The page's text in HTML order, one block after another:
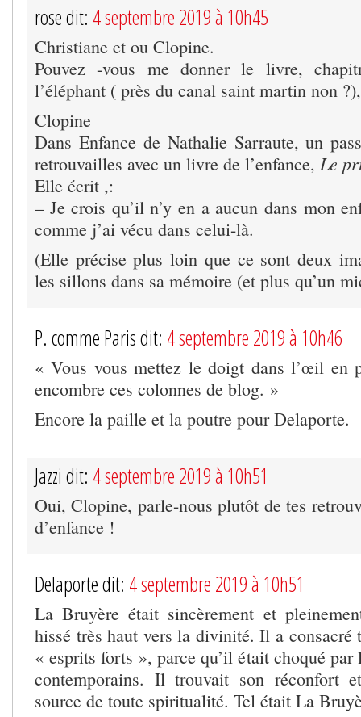
rose dit: 4 septembre 2019 à 10h45
Christiane et ou Clopine.
Pouvez -vous me donner le livre,
l’éléphant ( près du canal saint martin non
Clopine
Dans Enfance de Nathalie Sarraute, un
retrouvailles avec un livre de l’enfance, Le
Elle écrit ,:
– Je crois qu’il n’y en a aucun dans mon
comme j’ai vécu dans celui-là.
(Elle précise plus loin que ce sont deux
les sillons dans sa mémoire (et plus qu’un
P. comme Paris dit: 4 septembre 2019 à 10h46
« Vous vous mettez le doigt dans l’œil en
encombre ces colonnes de blog. »
Encore la paille et la poutre pour Delaporte.
Jazzi dit: 4 septembre 2019 à 10h51
Oui, Clopine, parle-nous plutôt de tes
d’enfance !
Delaporte dit: 4 septembre 2019 à 10h51
La Bruyère était sincèrement et
hissé très haut vers la divinité. Il a consacré
« esprits forts », parce qu’il était choqué par
contemporains. Il trouvait son réconfort
source de toute spiritualité. Tel était La